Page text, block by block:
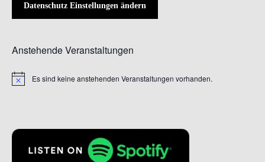
Datenschutz Einstellungen ändern
Anstehende Veranstaltungen
HinweisEs sind keine anstehenden Veranstaltungen vorhanden.